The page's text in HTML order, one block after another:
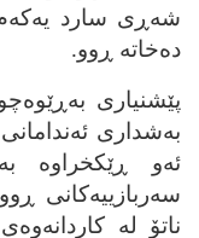
شه‌ڕی سارد یه‌که‌م
ده‌خاته‌ ڕوو.
پێشنیاری
به‌شداری
ئه‌و ڕێکخراوه‌
سه‌ربازییه‌کانی
ناتۆ له‌